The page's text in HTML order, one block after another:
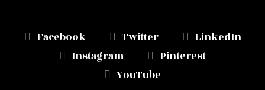
Facebook Twitter
LinkedIn
Instagram
Pinterest
YouTube